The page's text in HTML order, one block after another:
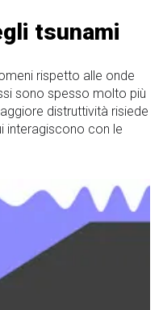
tsunami
rispetto alle onde
sono spesso molto più
distruttività risiede
interagiscono con le